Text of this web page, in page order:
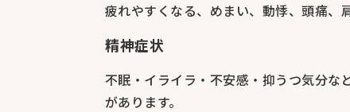
疲れやすくなる、めまい、動悸、頭痛、
精神症状
不眠・イライラ・不安感・抑うつ気分な
があります。